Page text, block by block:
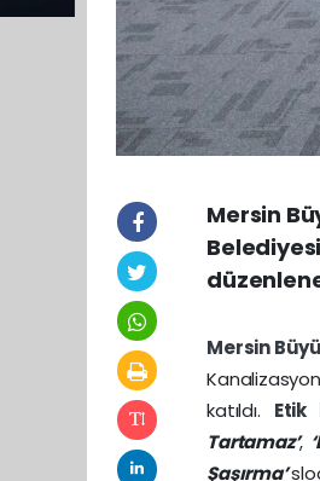
Mersin
Mersin
katıldı.
Tartamaz’,
Şaşırma’